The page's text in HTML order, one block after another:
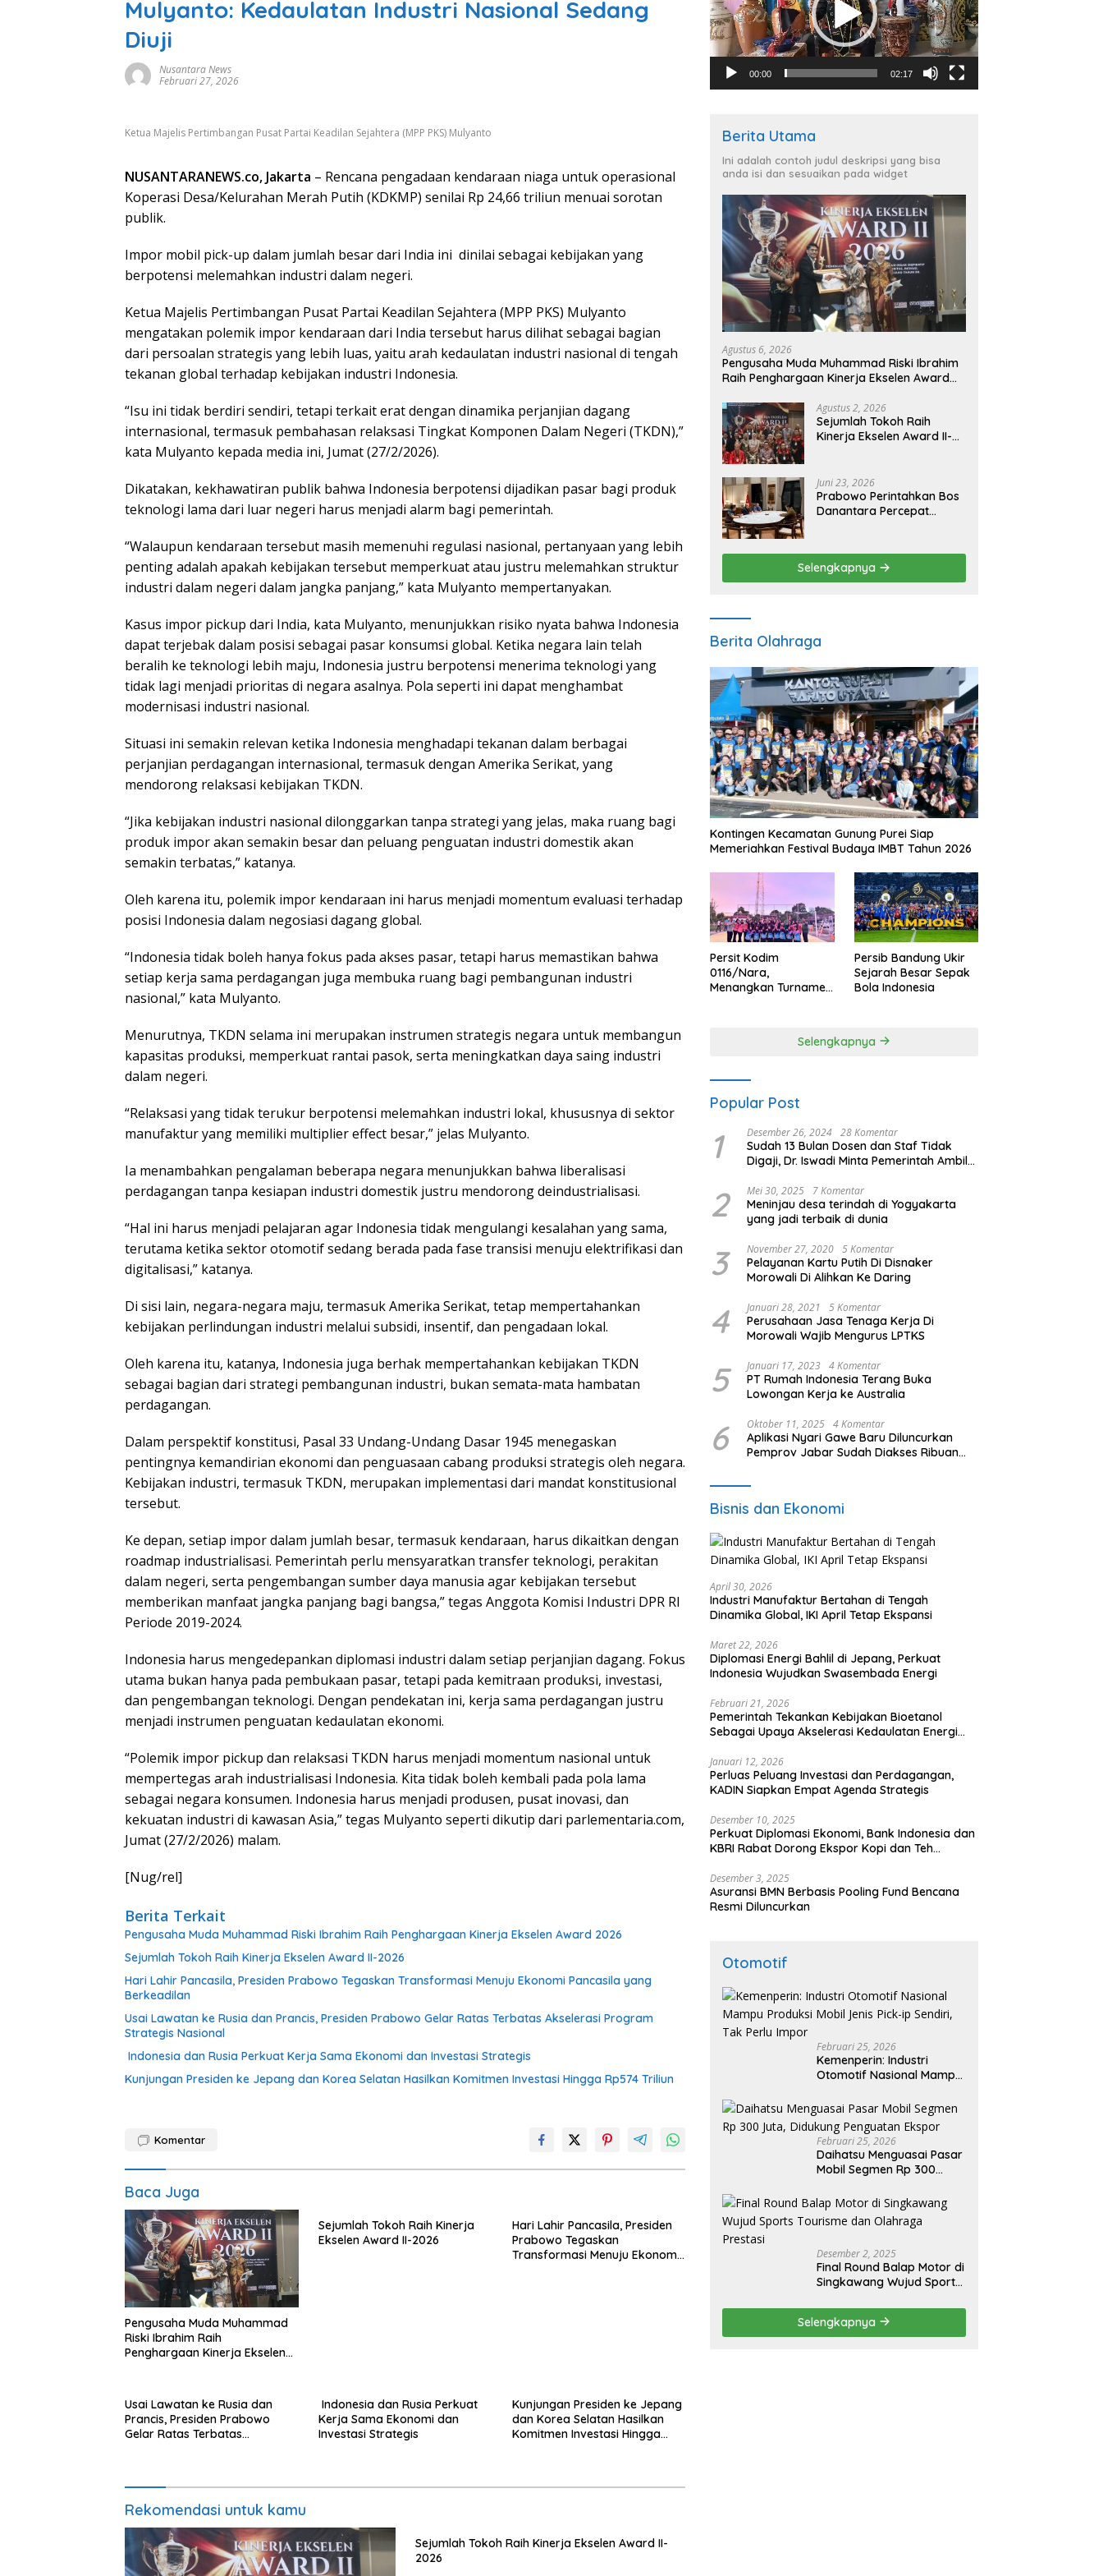
Mulyanto: Kedaulatan Industri Nasional Sedang
Diuji
Nusantara News
Februari 27, 2026
Ketua Majelis Pertimbangan Pusat Partai Keadilan Sejahtera (MPP PKS) Mulyanto
NUSANTARANEWS.co, Jakarta – Rencana pengadaan kendaraan niaga untuk operasional
Koperasi Desa/Kelurahan Merah Putih (KDKMP) senilai Rp 24,66 triliun menuai sorotan
publik.
Impor mobil pick-up dalam jumlah besar dari India ini dinilai sebagai kebijakan yang
berpotensi melemahkan industri dalam negeri.
Ketua Majelis Pertimbangan Pusat Partai Keadilan Sejahtera (MPP PKS) Mulyanto
mengatakan polemik impor kendaraan dari India tersebut harus dilihat sebagai bagian
dari persoalan strategis yang lebih luas, yaitu arah kedaulatan industri nasional di tengah
tekanan global terhadap kebijakan industri Indonesia.
“Isu ini tidak berdiri sendiri, tetapi terkait erat dengan dinamika perjanjian dagang
internasional, termasuk pembahasan relaksasi Tingkat Komponen Dalam Negeri (TKDN),”
kata Mulyanto kepada media ini, Jumat (27/2/2026).
Dikatakan, kekhawatiran publik bahwa Indonesia berpotensi dijadikan pasar bagi produk
teknologi lama dari luar negeri harus menjadi alarm bagi pemerintah.
“Walaupun kendaraan tersebut masih memenuhi regulasi nasional, pertanyaan yang lebih
penting adalah apakah kebijakan tersebut memperkuat atau justru melemahkan struktur
industri dalam negeri dalam jangka panjang,” kata Mulyanto mempertanyakan.
Kasus impor pickup dari India, kata Mulyanto, menunjukkan risiko nyata bahwa Indonesia
dapat terjebak dalam posisi sebagai pasar konsumsi global. Ketika negara lain telah
beralih ke teknologi lebih maju, Indonesia justru berpotensi menerima teknologi yang
tidak lagi menjadi prioritas di negara asalnya. Pola seperti ini dapat menghambat
modernisasi industri nasional.
Situasi ini semakin relevan ketika Indonesia menghadapi tekanan dalam berbagai
perjanjian perdagangan internasional, termasuk dengan Amerika Serikat, yang
mendorong relaksasi kebijakan TKDN.
“Jika kebijakan industri nasional dilonggarkan tanpa strategi yang jelas, maka ruang bagi
produk impor akan semakin besar dan peluang penguatan industri domestik akan
semakin terbatas,” katanya.
Oleh karena itu, polemik impor kendaraan ini harus menjadi momentum evaluasi terhadap
posisi Indonesia dalam negosiasi dagang global.
“Indonesia tidak boleh hanya fokus pada akses pasar, tetapi harus memastikan bahwa
setiap kerja sama perdagangan juga membuka ruang bagi pembangunan industri
nasional,” kata Mulyanto.
Menurutnya, TKDN selama ini merupakan instrumen strategis negara untuk membangun
kapasitas produksi, memperkuat rantai pasok, serta meningkatkan daya saing industri
dalam negeri.
“Relaksasi yang tidak terukur berpotensi melemahkan industri lokal, khususnya di sektor
manufaktur yang memiliki multiplier effect besar,” jelas Mulyanto.
Ia menambahkan pengalaman beberapa negara menunjukkan bahwa liberalisasi
perdagangan tanpa kesiapan industri domestik justru mendorong deindustrialisasi.
“Hal ini harus menjadi pelajaran agar Indonesia tidak mengulangi kesalahan yang sama,
terutama ketika sektor otomotif sedang berada pada fase transisi menuju elektrifikasi dan
digitalisasi,” katanya.
Di sisi lain, negara-negara maju, termasuk Amerika Serikat, tetap mempertahankan
kebijakan perlindungan industri melalui subsidi, insentif, dan pengadaan lokal.
Oleh karena itu, katanya, Indonesia juga berhak mempertahankan kebijakan TKDN
sebagai bagian dari strategi pembangunan industri, bukan semata-mata hambatan
perdagangan.
Dalam perspektif konstitusi, Pasal 33 Undang-Undang Dasar 1945 menegaskan
pentingnya kemandirian ekonomi dan penguasaan cabang produksi strategis oleh negara.
Kebijakan industri, termasuk TKDN, merupakan implementasi dari mandat konstitusional
tersebut.
Ke depan, setiap impor dalam jumlah besar, termasuk kendaraan, harus dikaitkan dengan
roadmap industrialisasi. Pemerintah perlu mensyaratkan transfer teknologi, perakitan
dalam negeri, serta pengembangan sumber daya manusia agar kebijakan tersebut
memberikan manfaat jangka panjang bagi bangsa,” tegas Anggota Komisi Industri DPR RI
Periode 2019-2024.
Indonesia harus mengedepankan diplomasi industri dalam setiap perjanjian dagang. Fokus
utama bukan hanya pada pembukaan pasar, tetapi pada kemitraan produksi, investasi,
dan pengembangan teknologi. Dengan pendekatan ini, kerja sama perdagangan justru
menjadi instrumen penguatan kedaulatan ekonomi.
“Polemik impor pickup dan relaksasi TKDN harus menjadi momentum nasional untuk
mempertegas arah industrialisasi Indonesia. Kita tidak boleh kembali pada pola lama
sebagai negara konsumen. Indonesia harus menjadi produsen, pusat inovasi, dan
kekuatan industri di kawasan Asia,” tegas Mulyanto seperti dikutip dari parlementaria.com,
Jumat (27/2/2026) malam.
[Nug/rel]
Berita Terkait
Pengusaha Muda Muhammad Riski Ibrahim Raih Penghargaan Kinerja Ekselen Award 2026
Sejumlah Tokoh Raih Kinerja Ekselen Award II-2026
Hari Lahir Pancasila, Presiden Prabowo Tegaskan Transformasi Menuju Ekonomi Pancasila yang
Berkeadilan
Usai Lawatan ke Rusia dan Prancis, Presiden Prabowo Gelar Ratas Terbatas Akselerasi Program
Strategis Nasional
Indonesia dan Rusia Perkuat Kerja Sama Ekonomi dan Investasi Strategis
Kunjungan Presiden ke Jepang dan Korea Selatan Hasilkan Komitmen Investasi Hingga Rp574 Triliun
Komentar
Baca Juga
Pengusaha Muda Muhammad
Riski Ibrahim Raih
Penghargaan Kinerja Ekselen
Sejumlah Tokoh Raih Kinerja
Ekselen Award II-2026
Hari Lahir Pancasila, Presiden
Prabowo Tegaskan
Transformasi Menuju Ekonomi
Usai Lawatan ke Rusia dan
Prancis, Presiden Prabowo
Gelar Ratas Terbatas
Indonesia dan Rusia Perkuat
Kerja Sama Ekonomi dan
Investasi Strategis
Kunjungan Presiden ke Jepang
dan Korea Selatan Hasilkan
Komitmen Investasi Hingga
Rekomendasi untuk kamu
Sejumlah Tokoh Raih Kinerja Ekselen Award II-
2026
00:00 02:17
Berita Utama
Ini adalah contoh judul deskripsi yang bisa
anda isi dan sesuaikan pada widget
Agustus 6, 2026
Pengusaha Muda Muhammad Riski Ibrahim
Raih Penghargaan Kinerja Ekselen Award
Agustus 2, 2026
Sejumlah Tokoh Raih
Kinerja Ekselen Award II-
Juni 23, 2026
Prabowo Perintahkan Bos
Danantara Percepat
Ekonomi Baru
Selengkapnya
Berita Olahraga
Kontingen Kecamatan Gunung Purei Siap
Memeriahkan Festival Budaya IMBT Tahun 2026
Persit Kodim
0116/Nara,
Menangkan Turnamen
Persib Bandung Ukir
Sejarah Besar Sepak
Bola Indonesia
Selengkapnya
Popular Post
1 Desember 26, 2024 28 Komentar
Sudah 13 Bulan Dosen dan Staf Tidak
Digaji, Dr. Iswadi Minta Pemerintah Ambil
2 Mei 30, 2025 7 Komentar
Meninjau desa terindah di Yogyakarta
yang jadi terbaik di dunia
3 November 27, 2020 5 Komentar
Pelayanan Kartu Putih Di Disnaker
Morowali Di Alihkan Ke Daring
4 Januari 28, 2021 5 Komentar
Perusahaan Jasa Tenaga Kerja Di
Morowali Wajib Mengurus LPTKS
5 Januari 17, 2023 4 Komentar
PT Rumah Indonesia Terang Buka
Lowongan Kerja ke Australia
6 Oktober 11, 2025 4 Komentar
Aplikasi Nyari Gawe Baru Diluncurkan
Pemprov Jabar Sudah Diakses Ribuan
Bisnis dan Ekonomi
April 30, 2026
Industri Manufaktur Bertahan di Tengah
Dinamika Global, IKI April Tetap Ekspansi
Maret 22, 2026
Diplomasi Energi Bahlil di Jepang, Perkuat
Indonesia Wujudkan Swasembada Energi
Februari 21, 2026
Pemerintah Tekankan Kebijakan Bioetanol
Sebagai Upaya Akselerasi Kedaulatan Energi
Januari 12, 2026
Perluas Peluang Investasi dan Perdagangan,
KADIN Siapkan Empat Agenda Strategis
Desember 10, 2025
Perkuat Diplomasi Ekonomi, Bank Indonesia dan
KBRI Rabat Dorong Ekspor Kopi dan Teh
Desember 3, 2025
Asuransi BMN Berbasis Pooling Fund Bencana
Resmi Diluncurkan
Otomotif
Februari 25, 2026
Kemenperin: Industri
Otomotif Nasional Mampu
ip Sendiri, Tak Perlu Impor
Februari 25, 2026
Daihatsu Menguasai Pasar
Mobil Segmen Rp 300
Ekspor
Desember 2, 2025
Final Round Balap Motor di
Singkawang Wujud Sports
Prestasi
Selengkapnya